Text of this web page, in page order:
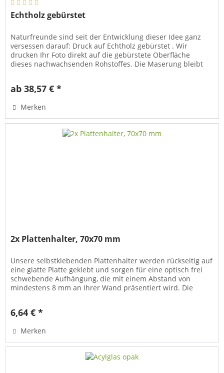
Echtholz gebürstet
Naturfreunde sind seit der Entwicklung dieser Idee ganz
versessen darauf: Druck auf Echtholz gebürstet . Wir
drucken Ihr Foto direkt auf die gebürstete Oberfläche
dieses nachwachsenden Rohstoffes. Die Maserung bleibt
ab 38,57 € *
Merken
2x Plattenhalter, 70x70 mm
Unsere selbstklebenden Plattenhalter werden rückseitig auf
eine glatte Platte geklebt und sorgen für eine optisch frei
schwebende Aufhängung, die mit einem Abstand von
mindestens 8 mm an Ihrer Wand präsentiert wird. Die
6,64 € *
Merken